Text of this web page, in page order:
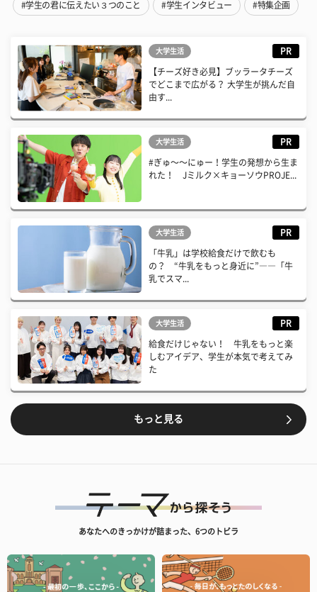
#学生の君に伝えたい３つのこと #学生インタビュー #特集企画
大学生活 PR
【チーズ好き必見】ブッラータチーズ
でどこまで広がる？ 大学生が挑んだ自
由す...
大学生活 PR
#ぎゅ〜〜にゅー！学生の発想から生ま
れた！ Jミルク×キョーソウPROJE...
大学生活 PR
「牛乳」は学校給食だけで飲むも
の？ “牛乳をもっと身近に”――「牛
乳でスマ...
大学生活 PR
給食だけじゃない！ 牛乳をもっと楽
しむアイデア、学生が本気で考えてみ
た
もっと見る
あなたへのきっかけが詰まった、6つのトビラ